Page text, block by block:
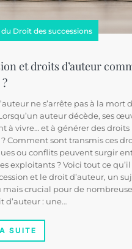
Droit des successions
et droits d’auteur
ne s’arrête pas à la mort
auteur décède, ses
à vivre… et à générer des droits
Comment sont transmis ces
ou conflits peuvent surgir
exploitants ? Voici tout ce
et le droit d’auteur, un
mais crucial pour de
d’auteur : une…
SUITE